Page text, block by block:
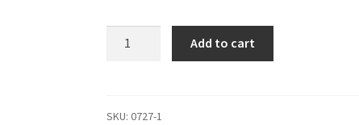
quantity
Add to cart
SKU: 0727-1